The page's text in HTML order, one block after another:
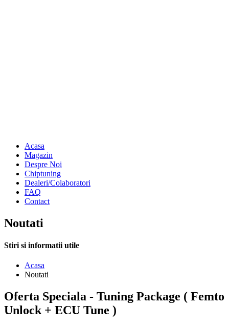
Acasa
Magazin
Despre Noi
Chiptuning
Dealeri/Colaboratori
FAQ
Contact
Noutati
Stiri si informatii utile
Acasa
Noutati
Oferta Speciala - Tuning Package ( Femto
Unlock + ECU Tune )